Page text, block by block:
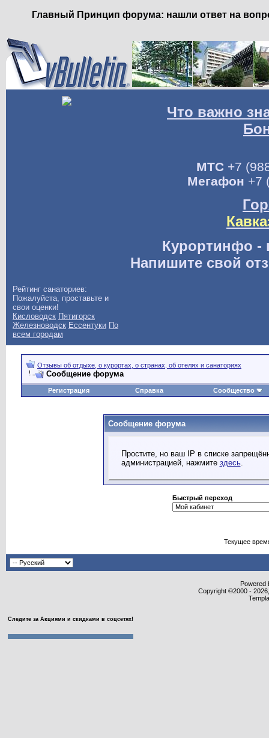
Главный Принцип форума: нашли ответ на
Что важно
МТС+7
Мегафон +7
Курортинфо -
Напишите свой
Рейтинг санаториев:
Пожалуйста, проставьте и
свои оценки!
Кисловодск Пятигорск
Железноводск Ессентуки По
всем городам
Отзывы об отдыхе, о курортах, о странах, об отелях и санаториях
Сообщение форума
Регистрация Справка Сообщество
Сообщение форума
Простите, но ваш IP в списке
администрацией, нажмите здесь.
Быстрый переход
Текущее
Powered
Copyright ©2000 -
Следите за Акциями и скидками в соцсетях!